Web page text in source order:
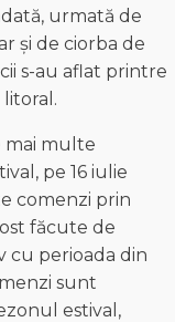
urmată de
și de ciorba de
s-au aflat printre
mai multe
pe 16 iulie
comenzi prin
făcute de
cu perioada din
sunt
estival,